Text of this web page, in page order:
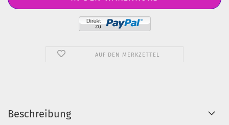
AUF DEN MERKZETTEL
Beschreibung